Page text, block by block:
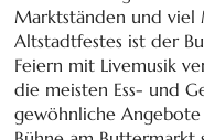
Marktständen und viel
Altstadtfestes ist der
Feiern mit Livemusik
die meisten Ess- und
gewöhnliche